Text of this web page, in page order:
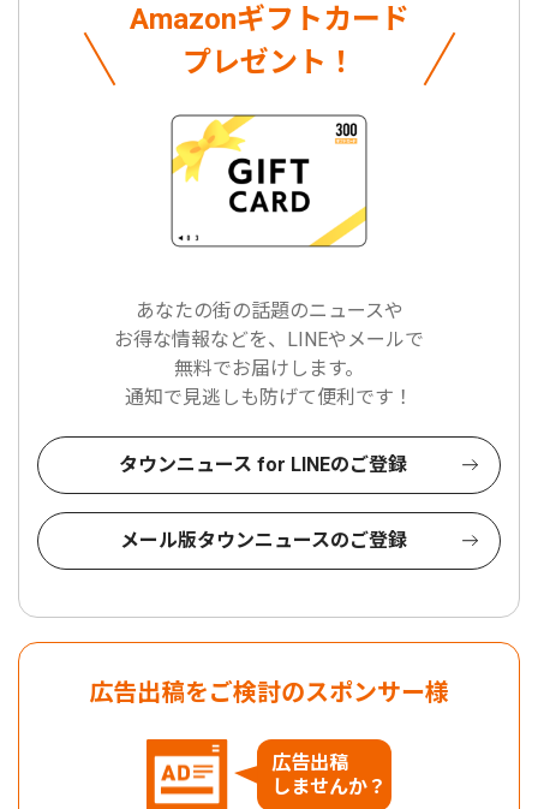
Amazonギフトカード
プレゼント！
あなたの街の話題のニュースや
お得な情報などを、LINEやメールで
無料でお届けします。
通知で見逃しも防げて便利です！
タウンニュース for LINEのご登録
メール版タウンニュースのご登録
広告出稿をご検討のスポンサー様
広告出稿
しませんか？